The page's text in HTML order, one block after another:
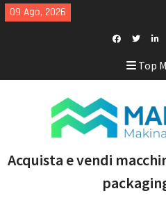
Skip
to
09 Ago, 2026
Facebook
Top
Acquista e vendi